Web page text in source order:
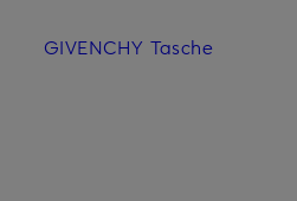
GIVENCHY Tasche